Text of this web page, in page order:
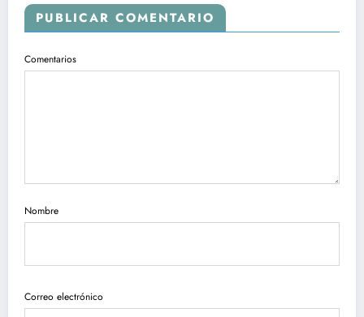
PUBLICAR COMENTARIO
Comentarios
Nombre
Correo electrónico